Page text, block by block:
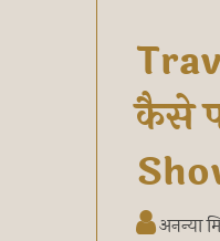
कैसे
अनन्या